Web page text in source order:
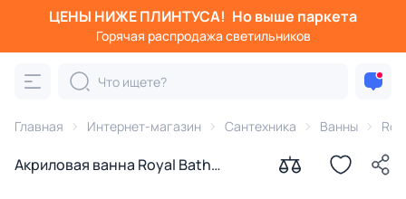
ЦЕНЫ НИЖЕ ПЛИНТУСА! Но выше паркета
Горячая распродажа светильников
Главная Интернет-магазин Сантехника Ванны
Акриловая ванна Royal Bath